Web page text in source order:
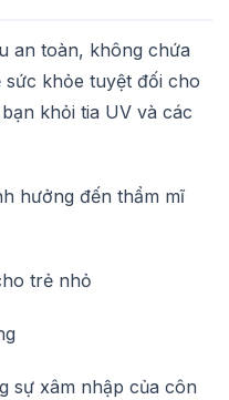
an toàn, không chứa
khỏe tuyệt đối cho
khỏi tia UV và các
hưởng đến thẩm mĩ
trẻ nhỏ
sự xâm nhập của côn